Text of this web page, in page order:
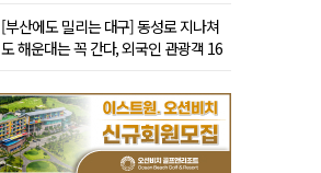
[부산에도 밀리는 대구] 동성로 지나쳐
도 해운대는 꼭 간다, 외국인 관광객 16